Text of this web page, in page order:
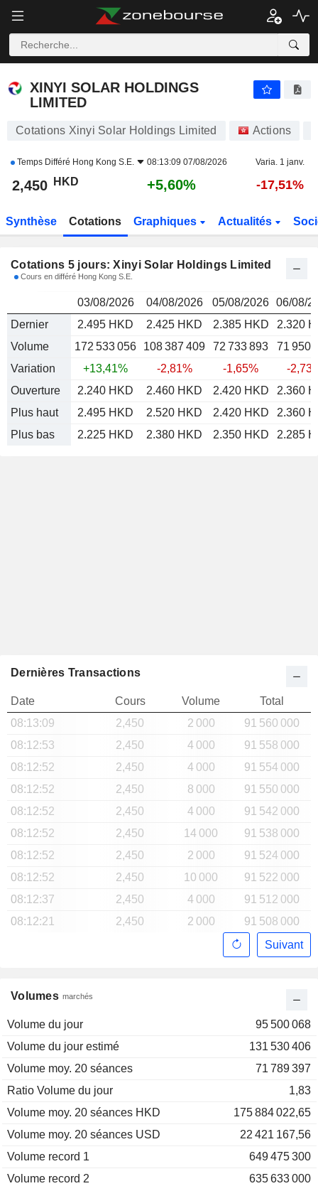
XINYI SOLAR HOLDINGS LIMITED 2,450
XINYI SOLAR HOLDINGS
LIMITED
Cotations Xinyi Solar Holdings Limited Actions
Temps Différé Hong Kong S.E. 08:13:09 07/08/2026 Varia. 1 janv.
2,450 HKD +5,60% -17,51%
Synthèse Cotations Graphiques Actualités
Cotations 5 jours: Xinyi Solar Holdings Limited
Cours en différé Hong Kong S.E.
03/08/2026 04/08/2026 05/08/2026 06/08/
Dernier
2.495 HKD 2.425 HKD 2.385 HKD
2.320
Volume
172 533 056 108 387 409 72 733 893
71 950
Variation
+13,41% -2,81% -1,65%
-
Ouverture
2.240 HKD 2.460 HKD 2.420 HKD
2.360
Plus haut
2.495 HKD 2.520 HKD 2.420 HKD
2.360
Plus bas
2.225 HKD 2.380 HKD 2.350 HKD 2.285
Volumes marchés
Volume du jour
95 500 068
Volume du jour estimé
131 530 406
Volume moy. 20 séances
71 789 397
Ratio Volume du jour
1,83
Volume moy. 20 séances HKD
175 884 022,65
Volume moy. 20 séances USD
22 421 167,56
Volume record 1
649 475 300
Volume record 2
635 633 000
Dernières Transactions
Date Cours Volume
Total
08:13:09
2,450 2 000
91 560 000
08:12:53
2,450 4 000
91 558 000
08:12:52
2,450 4 000
91 554 000
08:12:52
2,450 8 000
91 550 000
08:12:52
2,450 4 000
91 542 000
08:12:52
2,450 14 000
91 538 000
08:12:52
2,450 2 000
91 524 000
08:12:52
2,450 10 000
91 522 000
08:12:37
2,450 4 000
91 512 000
08:12:21
2,450 2 000
91 508 000
Suivant